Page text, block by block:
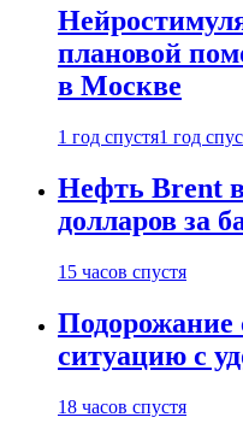
плановой
в Москве
1 год спустя1 год
Нефть Brent
долларов за
15 часов спустя
Подорожание
ситуацию с
18 часов спустя